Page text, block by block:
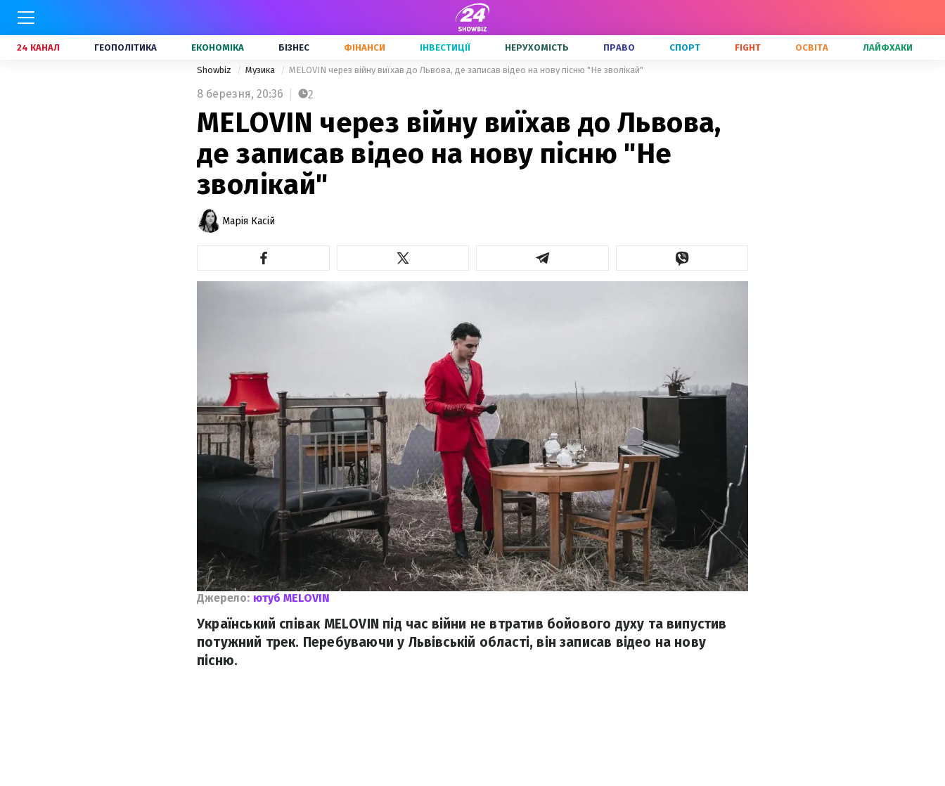
24 КАНАЛ ГЕОПОЛІТИКА ЕКОНОМІКА БІЗНЕС ФІНАНСИ ІНВЕСТИЦІЇ НЕРУХОМІСТЬ ПРАВО СПОРТ FIGHT ОСВІТА ЛАЙФХАКИ
Showbiz Музика MELOVIN через війну виїхав до Львова, де записав відео на нову пісню "Не зволікай"
8 березня, 20:36 2
MELOVIN через війну виїхав до Львова,
де записав відео на нову пісню "Не
зволікай"
Марія Касій
Джерело: ютуб MELOVIN
Український співак MELOVIN під час війни не втратив бойового духу та випустив
потужний трек. Перебуваючи у Львівській області, він записав відео на нову
пісню.